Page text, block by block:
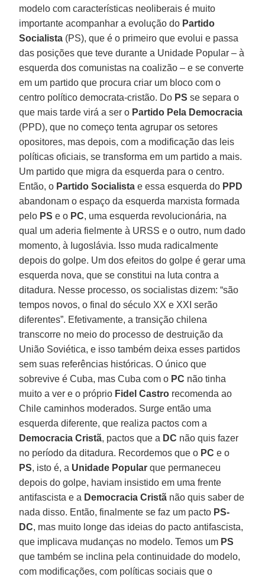
modelo com características neoliberais é muito
importante acompanhar a evolução do Partido
Socialista (PS), que é o primeiro que evolui e passa
das posições que teve durante a Unidade Popular – à
esquerda dos comunistas na coalizão – e se converte
em um partido que procura criar um bloco com o
centro político democrata-cristão. Do PSse separa o
que mais tarde virá a ser o Partido Pela Democracia
(PPD), que no começo tenta agrupar os setores
opositores, mas depois, com a modificação das leis
políticas oficiais, se transforma em um partido a mais.
Um partido que migra da esquerda para o centro.
Então, o Partido Socialistae essa esquerda do PPD
abandonam o espaço da esquerda marxista formada
pelo PSe o PC, uma esquerda revolucionária, na
qual um aderia fielmente à URSS e o outro, num dado
momento, à Iugoslávia. Isso muda radicalmente
depois do golpe. Um dos efeitos do golpe é gerar uma
esquerda nova, que se constitui na luta contra a
ditadura. Nesse processo, os socialistas dizem: “são
tempos novos, o final do século XX e XXI serão
diferentes”. Efetivamente, a transição chilena
transcorre no meio do processo de destruição da
União Soviética, e isso também deixa esses partidos
sem suas referências históricas. O único que
sobrevive é Cuba, mas Cuba com o PC não tinha
muito a ver e o próprio Fidel Castro recomenda ao
Chile caminhos moderados. Surge então uma
esquerda diferente, que realiza pactos com a
Democracia Cristã, pactos que a DC não quis fazer
no período da ditadura. Recordemos que o PCe o
PS, isto é, a Unidade Popularque permaneceu
depois do golpe, haviam insistido em uma frente
antifascista e a Democracia Cristã não quis saber de
nada disso. Então, finalmente se faz um pacto PS-
DC, mas muito longe das ideias do pacto antifascista,
que implicava mudanças no modelo. Temos um PS
que também se inclina pela continuidade do modelo,
com modificações, com políticas sociais que o